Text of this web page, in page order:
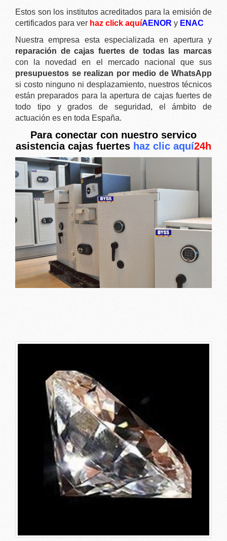
Estos son los institutos acreditados para la emisión de
certificados para ver haz click aquíAENOR y ENAC
Nuestra empresa esta especializada en apertura y
reparación de cajas fuertes de todas las marcas
con la novedad en el mercado nacional que sus
presupuestos se realizan por medio de WhatsApp
si costo ninguno ni desplazamiento, nuestros técnicos
están preparados para la apertura de cajas fuertes de
todo tipo y grados de seguridad, el ámbito de
actuación es en toda España.
Para conectar con nuestro servico
asistencia cajas fuertes haz clic aquí24h